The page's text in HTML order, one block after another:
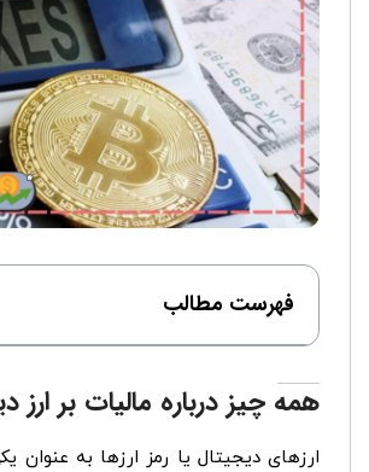
فهرست مطالب
همه چیز درباره مالیات بر ارز
ارزهای دیجیتال یا رمز ارزها به عنوان